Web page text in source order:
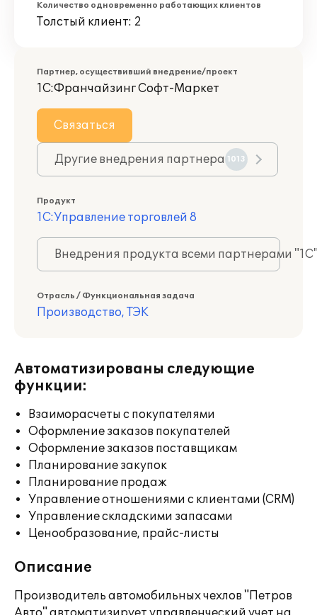
Количество одновременно работающих клиентов
Толстый клиент: 2
Партнер, осуществивший внедрение/проект
1С:Франчайзинг Софт-Маркет
Связаться
Другие внедрения партнера 1013
Продукт
1С:Управление торговлей 8
Внедрения продукта всеми партнерами
Отрасль / Функциональная задача
Производство, ТЭК
Автоматизированы следующие
функции:
Взаиморасчеты с покупателями
Оформление заказов покупателей
Оформление заказов поставщикам
Планирование закупок
Планирование продаж
Управление отношениями с клиентами (CRM)
Управление складскими запасами
Ценообразование, прайс-листы
Описание
Производитель автомобильных чехлов "Петров